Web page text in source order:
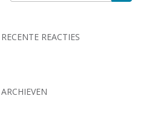
RECENTE REACTIES
ARCHIEVEN